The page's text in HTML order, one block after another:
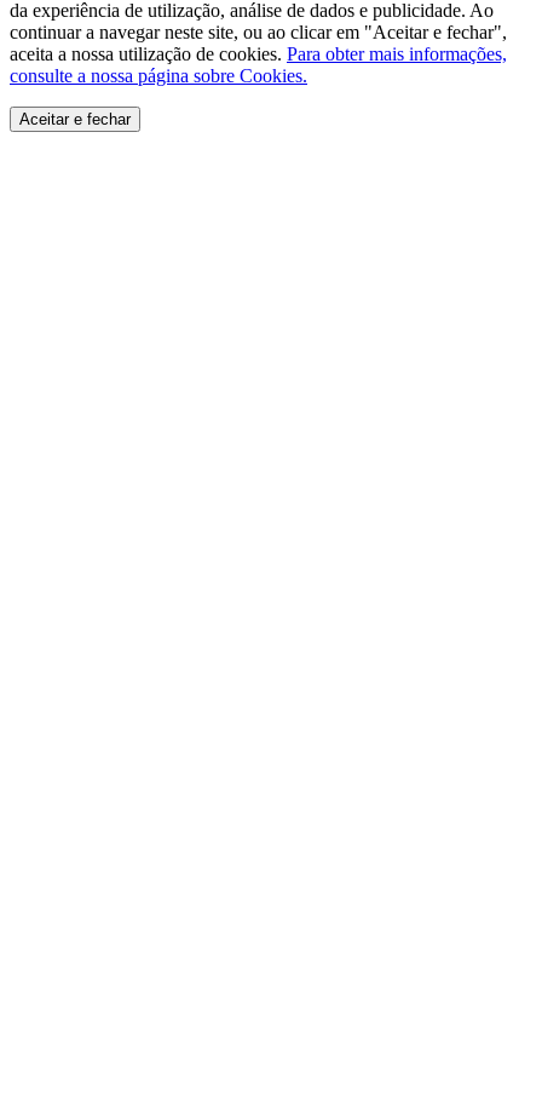
da experiência de utilização, análise de dados e publicidade. Ao
continuar a navegar neste site, ou ao clicar em "Aceitar e fechar",
aceita a nossa utilização de cookies. Para obter mais informações,
consulte a nossa página sobre Cookies.
Aceitar e fechar